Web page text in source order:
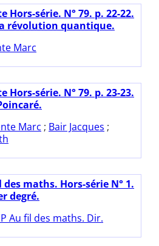
Hors-série. N° 79. p. 22-22.
révolution quantique.
Marc
Hors-série. N° 79. p. 23-23.
Marc ; Bair Jacques ;
maths. Hors-série N° 1.
degré.
Au fil des maths. Dir.